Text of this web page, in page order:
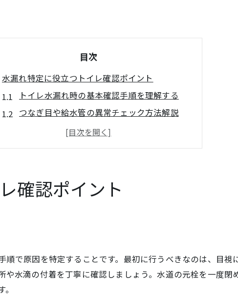
目次
水漏れ特定に役立つトイレ確認ポイント
トイレ水漏れ時の基本確認手順を理解する
つなぎ目や給水管の異常チェック方法解説
床やタンク周辺からの水漏れ初期サイン
U字トラップや排水管も水漏れ原因に注意
つなぎ目や給水管トラブルの見抜き方
トイレ水漏れ発生時のつなぎ目点検ポイント
トイレの水が止まらない際のチェーン点検
水漏れが止まらない時の応急対応法
確認ポイント
順で原因を特定することです。最初に行うべきなのは、目視
水滴の付着を丁寧に確認しましょう。水道の元栓を一度閉